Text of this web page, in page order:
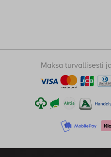
Maksa turvallisesti